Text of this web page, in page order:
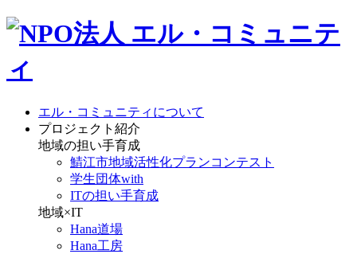
エル・コミュニティについて
プロジェクト紹介
地域の担い手育成
鯖江市地域活性化プランコンテスト
学生団体with
ITの担い手育成
地域×IT
Hana道場
Hana工房